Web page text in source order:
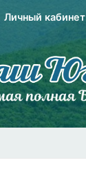
Личный кабинет